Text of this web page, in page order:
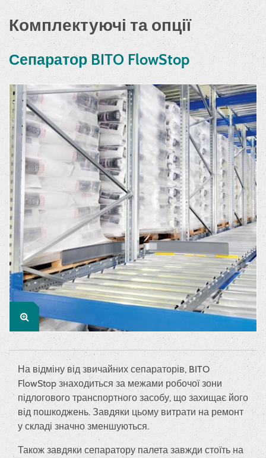
Комплектуючі та опції
Сепаратор BITO FlowStop
На відміну від звичайних сепараторів, BITO
FlowStop знаходиться за межами робочої зони
підлогового транспортного засобу, що захищає його
від пошкоджень. Завдяки цьому витрати на ремонт
у складі значно зменшуються.
Також завдяки сепаратору палета завжди стоїть на